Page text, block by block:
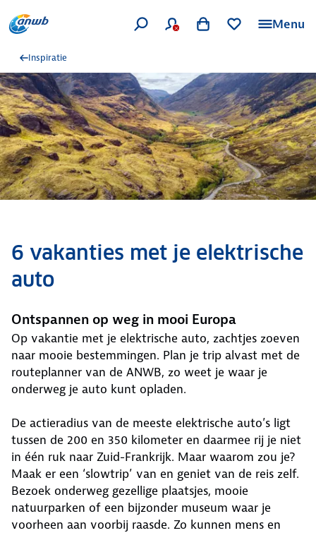
Menu
Inspiratie
6 vakanties met je elektrische
auto
Ontspannen op weg in mooi Europa
Op vakantie met je elektrische auto, zachtjes zoeven
naar mooie bestemmingen. Plan je trip alvast met de
routeplanner van de ANWB, zo weet je waar je
onderweg je auto kunt opladen.
De actieradius van de meeste elektrische auto’s ligt
tussen de 200 en 350 kilometer en daarmee rij je niet
in één ruk naar Zuid-Frankrijk. Maar waarom zou je?
Maak er een ‘slowtrip’ van en geniet van de reis zelf.
Bezoek onderweg gezellige plaatsjes, mooie
natuurparken of een bijzonder museum waar je
voorheen aan voorbij raasde. Zo kunnen mens en